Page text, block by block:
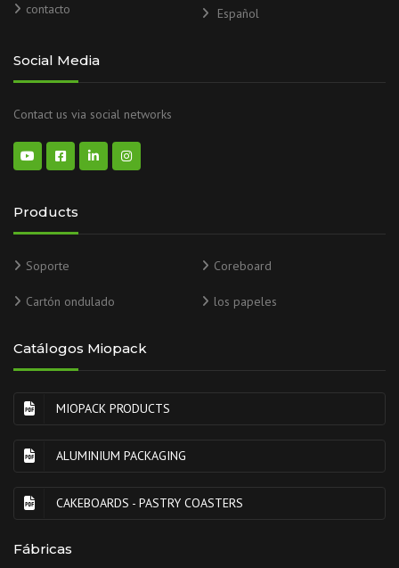
contacto Español
Social Media
Contact us via social networks
Products
Soporte Coreboard
Cartón ondulado los papeles
Catálogos Miopack
MIOPACK PRODUCTS
ALUMINIUM PACKAGING
CAKEBOARDS - PASTRY COASTERS
Fábricas